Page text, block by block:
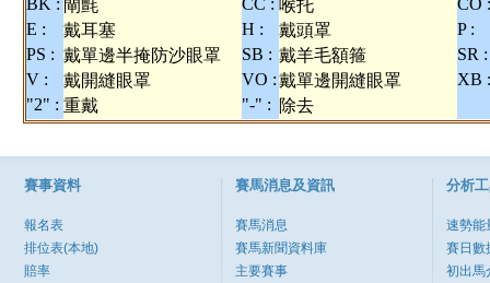
BK : 閘氈 CC : 喉托
CO :
E :
戴耳塞 H : 戴頭罩
P :
PS : 戴單邊半掩防沙眼罩 SB : 戴羊毛額箍
SR :
V :
戴開縫眼罩 VO :戴單邊開縫眼罩
XB :
"2" : 重戴 "-" : 除去
賽事資料
報名表
排位表(本地)
賠率
賽馬消息及資訊
賽馬消息
賽馬新聞資料庫
主要賽事
分析
速勢能
賽日數
初出馬